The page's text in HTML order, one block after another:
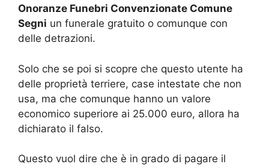
Onoranze Funebri Convenzionate Comune
Segni un funerale gratuito o comunque con
delle detrazioni.
Solo che se poi si scopre che questo utente ha
delle proprietà terriere, case intestate che non
usa, ma che comunque hanno un valore
economico superiore ai 25.000 euro, allora ha
dichiarato il falso.
Questo vuol dire che è in grado di pagare il